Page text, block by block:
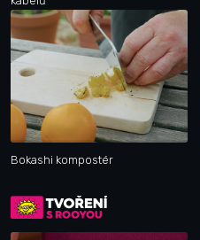
Bokashi kompostér